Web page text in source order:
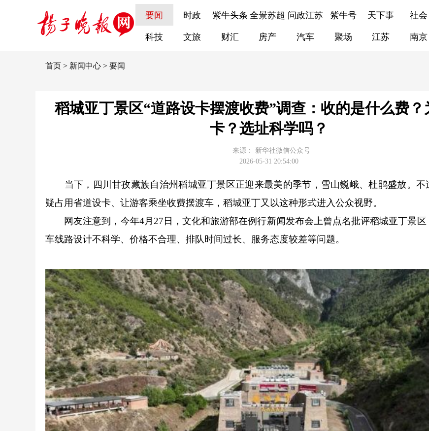
要闻 时政 紫牛头条 全景苏超 问政江苏 紫牛号 天下事 社会
科技 文旅 财汇 房产 汽车 聚场 江苏 南京
首页 > 新闻中心 > 要闻
稻城亚丁景区“道路设卡摆渡收费”调查：收的是什么费？
卡？选址科学吗？
来源：
新华社微信公众号
2026-05-31 20:54:00
当下，四川甘孜藏族自治州稻城亚丁景区正迎来最美的季节，雪山巍峨、杜鹃盛放。不
疑占用省道设卡、让游客乘坐收费摆渡车，稻城亚丁又以这种形式进入公众视野。
网友注意到，今年4月27日，文化和旅游部在例行新闻发布会上曾点名批评稻城亚丁景区
车线路设计不科学、价格不合理、排队时间过长、服务态度较差等问题。